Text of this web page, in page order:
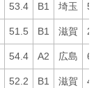
53.4 B1 埼玉 51
51.5 B1 滋賀 28
54.4 A2 広島 60
52.2 B1 滋賀 49